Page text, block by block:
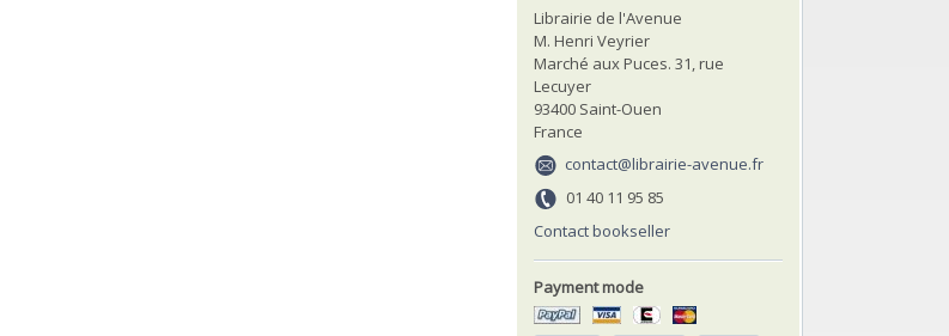
Librairie de l'Avenue
M. Henri Veyrier
Marché aux Puces. 31, rue
Lecuyer
93400 Saint-Ouen
France
contact@librairie-avenue.fr
01 40 11 95 85
Contact bookseller
Payment mode